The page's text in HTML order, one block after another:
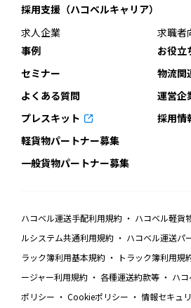
採用支援（ハコベルキャリア）
求人企業
求職者
事例
お役立
セミナー
物流関
よくある質問
運営企
プレスキット
採用情
軽貨物パートナー募集
一般貨物パートナー募集
ハコベル運送手配利用規約 ハコベル軽貨
ルシステム共通利用規約
ハコベル運送パ
ラック簿利用基本規約
トラック簿利用規
ージャー利用規約
各種運送約款等
ハ
ポリシー
Cookieポリシー 情報セキュ